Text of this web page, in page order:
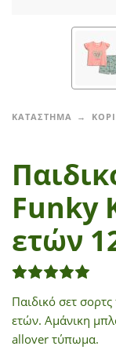
ΚΑΤΑΣΤΗΜΑ
Funky
ετών
1
Παιδικό σετ
ετών. Αμάνικη
allover τύπωμα.